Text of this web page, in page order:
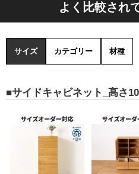
よく比較され
サイズ カテゴリー 材種
■サイドキャビネット_高さ